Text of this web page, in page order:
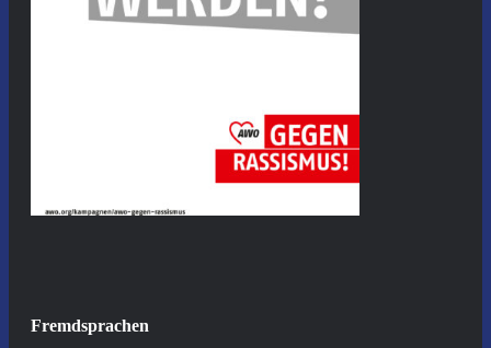
Fremdsprachen